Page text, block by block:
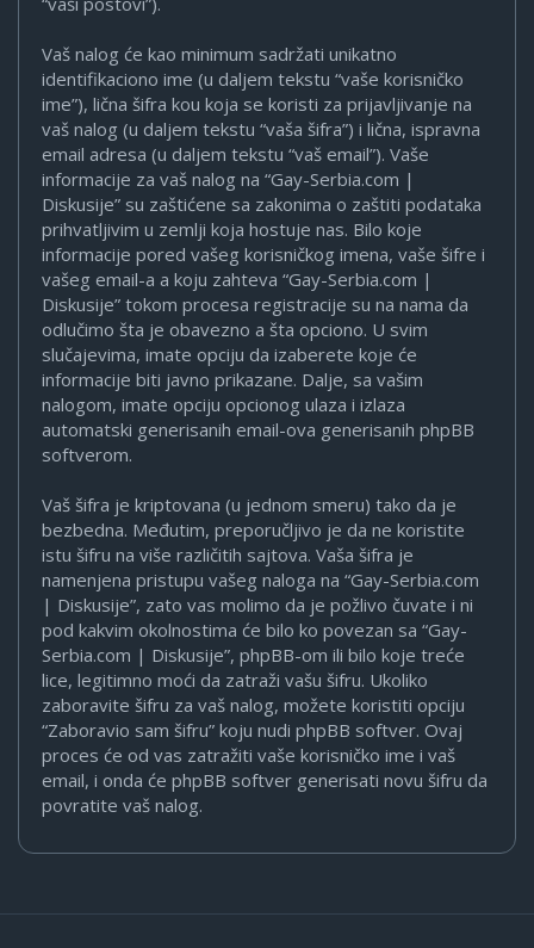
Vaš nalog će kao minimum sadržati unikatno
identifikaciono ime (u daljem tekstu “vaše korisničko
ime”), lična šifra kou koja se koristi za prijavljivanje na
vaš nalog (u daljem tekstu “vaša šifra”) i lična, ispravna
email adresa (u daljem tekstu “vaš email”). Vaše
informacije za vaš nalog na “Gay-Serbia.com |
Diskusije” su zaštićene sa zakonima o zaštiti podataka
prihvatljivim u zemlji koja hostuje nas. Bilo koje
informacije pored vašeg korisničkog imena, vaše šifre i
vašeg email-a a koju zahteva “Gay-Serbia.com |
Diskusije” tokom procesa registracije su na nama da
odlučimo šta je obavezno a šta opciono. U svim
slučajevima, imate opciju da izaberete koje će
informacije biti javno prikazane. Dalje, sa vašim
nalogom, imate opciju opcionog ulaza i izlaza
automatski generisanih email-ova generisanih phpBB
softverom.
Vaš šifra je kriptovana (u jednom smeru) tako da je
bezbedna. Međutim, preporučljivo je da ne koristite
istu šifru na više različitih sajtova. Vaša šifra je
namenjena pristupu vašeg naloga na “Gay-Serbia.com
| Diskusije”, zato vas molimo da je požlivo čuvate i ni
pod kakvim okolnostima će bilo ko povezan sa “Gay-
Serbia.com | Diskusije”, phpBB-om ili bilo koje treće
lice, legitimno moći da zatraži vašu šifru. Ukoliko
zaboravite šifru za vaš nalog, možete koristiti opciju
“Zaboravio sam šifru” koju nudi phpBB softver. Ovaj
proces će od vas zatražiti vaše korisničko ime i vaš
email, i onda će phpBB softver generisati novu šifru da
povratite vaš nalog.